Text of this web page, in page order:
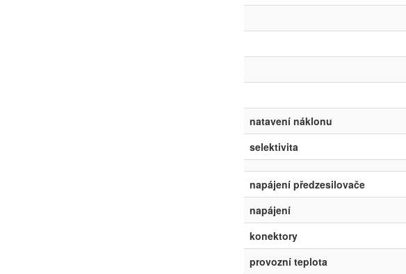
natavení náklonu
selektivita
napájení předzesilovače
napájení
konektory
provozní teplota